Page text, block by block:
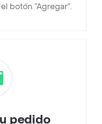
botón “Agregar”.
pedido